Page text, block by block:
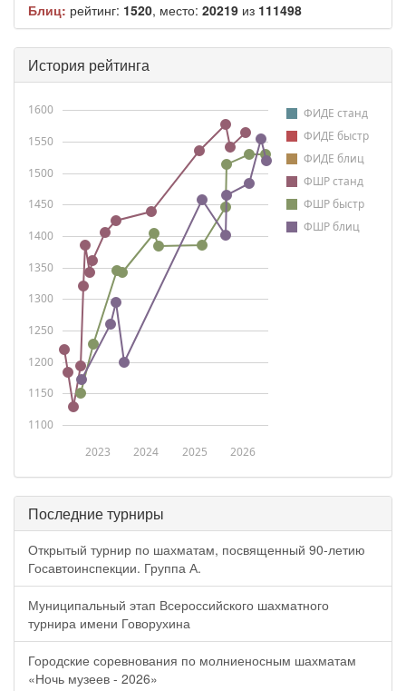
Блиц: рейтинг: 1520, место: 20219 из 111498
История рейтинга
ФИДЕ станд
ФИДЕ быстр
ФИДЕ блиц
ФШР станд
ФШР быстр
ФШР блиц
2023 2024 2025 2026
1100
1150
1200
1250
1300
1350
1400
1450
1500
1550
1600
Последние турниры
Открытый турнир по шахматам, посвященный 90-летию
Госавтоинспекции. Группа А.
Муниципальный этап Всероссийского шахматного
турнира имени Говорухина
Городские соревнования по молниеносным шахматам
«Ночь музеев - 2026»